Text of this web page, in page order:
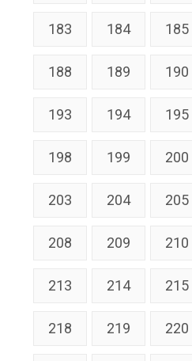
183 184 185
188 189 190
193 194 195
198 199 200
203 204 205
208 209 210
213 214 215
218 219 220